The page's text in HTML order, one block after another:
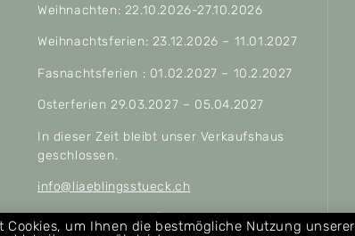
Weihnachten: 22.10.2026-27.10.2026
Weihnachtsferien: 23.12.2026 – 11.01.2027
Fasnachtsferien : 01.02.2027 – 10.2.2027
Osterferien 29.03.2027 – 05.04.2027
In dieser Zeit bleibt unser Verkaufshaus
geschlossen.
info@liaeblingsstueck.ch
Allgemeine Geschäftsbedingungen
Cookies, um Ihnen die bestmögliche Nutzung unserer